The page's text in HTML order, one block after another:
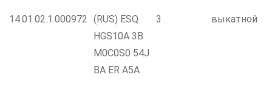
14.01.02.1.000972 (RUS) ESQ
HGS10A 3B
M0C0S0 54J
BA ER A5A
3 выкатной